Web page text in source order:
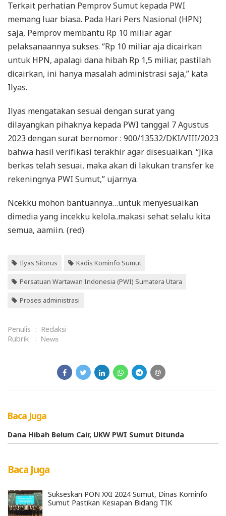
Terkait perhatian Pemprov Sumut kepada PWI
memang luar biasa. Pada Hari Pers Nasional (HPN)
saja, Pemprov membantu Rp 10 miliar agar
pelaksanaannya sukses. “Rp 10 miliar aja dicairkan
untuk HPN, apalagi dana hibah Rp 1,5 miliar, pastilah
dicairkan, ini hanya masalah administrasi saja,” kata
Ilyas.
Ilyas mengatakan sesuai dengan surat yang
dilayangkan pihaknya kepada PWI tanggal 7 Agustus
2023 dengan surat bernomor : 900/13532/DKI/VIII/2023
bahwa hasil verifikasi terakhir agar disesuaikan. “Jika
berkas telah sesuai, maka akan di lakukan transfer ke
rekeningnya PWI Sumut,” ujarnya.
Ncekku mohon bantuannya…untuk menyesuaikan
dimedia yang incekku kelola..makasi sehat selalu kita
semua, aamiin. (red)
Ilyas Sitorus Kadis Kominfo Sumut
Persatuan Wartawan Indonesia (PWI) Sumatera Utara
Proses administrasi
Penulis : Redaksi
Rubrik
: News
Baca Juga
Dana Hibah Belum Cair, UKW PWI Sumut Ditunda
Baca Juga
Sukseskan PON XXI 2024 Sumut, Dinas Kominfo
Sumut Pastikan Kesiapan Bidang TIK